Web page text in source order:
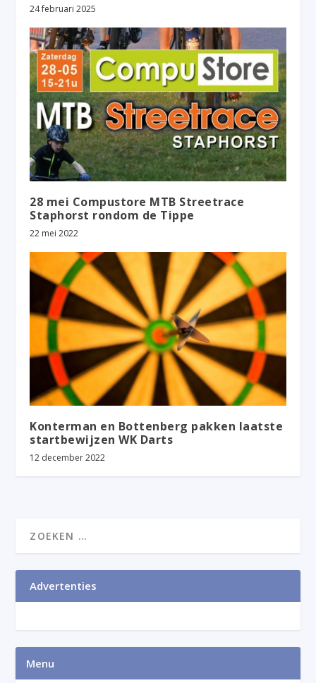
24 februari 2025
28 mei Compustore MTB Streetrace
Staphorst rondom de Tippe
22 mei 2022
Konterman en Bottenberg pakken laatste
startbewijzen WK Darts
12 december 2022
Advertenties
Menu